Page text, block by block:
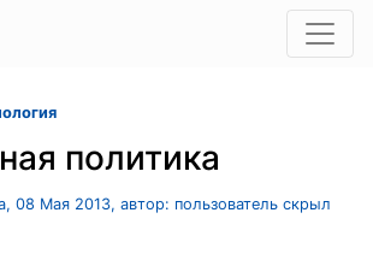
политика
08 Мая 2013, автор: пользователь скрыл